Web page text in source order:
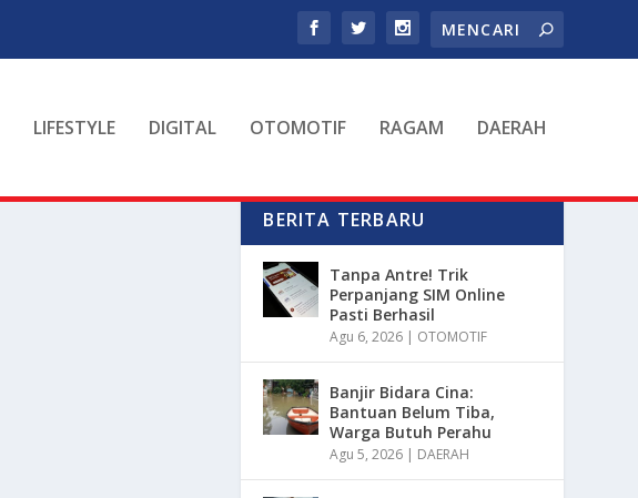
LIFESTYLE DIGITAL OTOMOTIF RAGAM DAERAH
BERITA TERBARU
Tanpa Antre! Trik
Perpanjang SIM Online
Pasti Berhasil
Agu 6, 2026 | OTOMOTIF
Banjir Bidara Cina:
Bantuan Belum Tiba,
Warga Butuh Perahu
Agu 5, 2026 | DAERAH